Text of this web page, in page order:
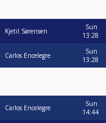
Kjetil Sørensen
Sun
13:28
Carlos Encelegre
Sun
13:28
Carlos Encelegre
Sun
14:44